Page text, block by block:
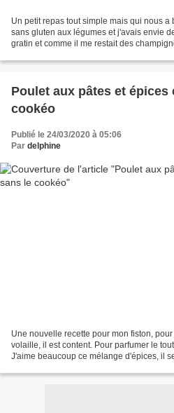
Un petit repas tout simple mais qui nous
sans gluten aux légumes et j'avais envie
gratin et comme il me restait des
Poulet aux pâtes et
cookéo
Publié le 24/03/2020 à 05:06
Par delphine
Une nouvelle recette pour mon fiston,
volaille, il est content. Pour parfumer le
J'aime beaucoup ce mélange d'épices, il